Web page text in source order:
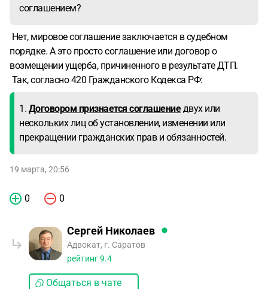
соглашением?
Нет, мировое соглашение заключается в судебном
порядке. А это просто соглашение или договор о
возмещении ущерба, причиненного в результате ДТП.
Так, согласно 420 Гражданского Кодекса РФ:
1. Договором признается соглашениедвух или
нескольких лиц об установлении, изменении или
прекращении гражданских прав и обязанностей.
19 марта, 20:56
0 0
Сергей Николаев
Адвокат, г. Саратов
рейтинг9.4
Общаться в чате